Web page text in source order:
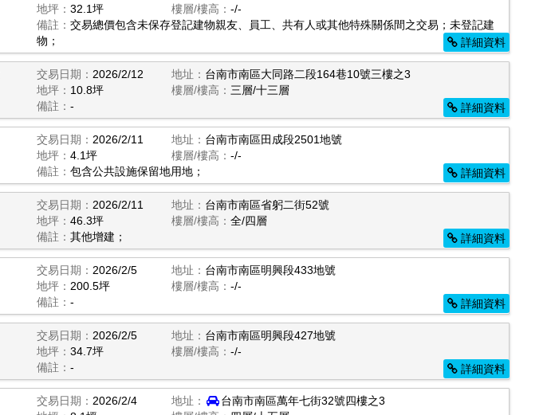
地坪： 32.1坪 樓層/樓高： -/-
備註： 交易總價包含未保存登記建物親友、員工、共有人或其他特殊關係間之交易；未登記建
物；
詳細資料
交易日期： 2026/2/12 地址： 台南市南區大同路二段164巷10號三樓之3
地坪： 10.8坪 樓層/樓高： 三層/十三層
備註： - 詳細資料
交易日期： 2026/2/11 地址： 台南市南區田成段2501地號
地坪： 4.1坪 樓層/樓高： -/-
備註： 包含公共設施保留地用地； 詳細資料
交易日期： 2026/2/11 地址： 台南市南區省躬二街52號
地坪： 46.3坪 樓層/樓高： 全/四層
備註： 其他增建； 詳細資料
交易日期： 2026/2/5 地址： 台南市南區明興段433地號
地坪： 200.5坪 樓層/樓高： -/-
備註： - 詳細資料
交易日期： 2026/2/5 地址： 台南市南區明興段427地號
地坪： 34.7坪 樓層/樓高： -/-
備註： - 詳細資料
交易日期： 2026/2/4 地址：
台南市南區萬年七街32號四樓之3